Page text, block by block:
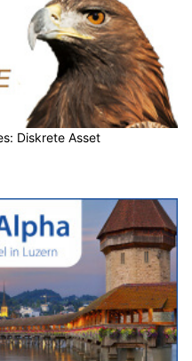
Diskrete Asset